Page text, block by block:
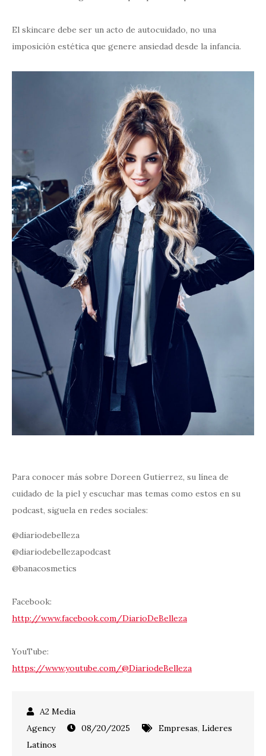
El skincare debe ser un acto de autocuidado, no una
imposición estética que genere ansiedad desde la infancia.
Para conocer más sobre Doreen Gutierrez, su línea de
cuidado de la piel y escuchar mas temas como estos en su
podcast, siguela en redes sociales:
@diariodebelleza
@diariodebellezapodcast
@banacosmetics
Facebook:
http://www.facebook.com/DiarioDeBelleza
YouTube:
https://www.youtube.com/@DiariodeBelleza
08/20/2025 Empresas, Lideres
Latinos